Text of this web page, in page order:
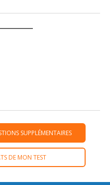
SUPPLÉMENTAIRES
DE MON TEST